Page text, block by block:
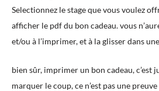
Selectionnez le stage que vous voulez
afficher le pdf du bon cadeau. vous
et/ou à l’imprimer, et à la glisser dans
bien sûr, imprimer un bon cadeau, c’est
marquer le coup, ce n’est pas une preuve